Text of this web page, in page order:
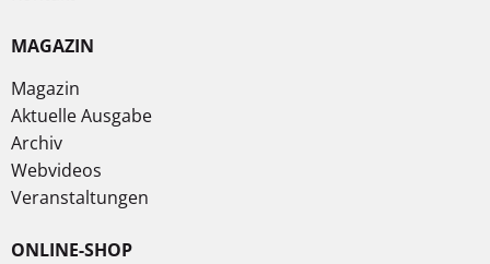
MAGAZIN
Magazin
Aktuelle Ausgabe
Archiv
Webvideos
Veranstaltungen
ONLINE-SHOP